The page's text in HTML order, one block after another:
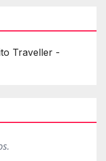
Traveller -